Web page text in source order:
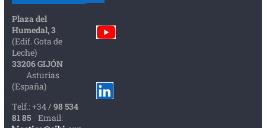
Plaza del
Humedal, 3
(Edif. Gota de
Leche)
33206 GIJÓN
Asturias
(España)
Telf.: +34 / 98 534
81 85
Email: